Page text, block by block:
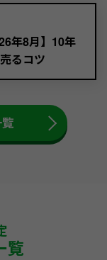
年8月】10年
るコツ
覧